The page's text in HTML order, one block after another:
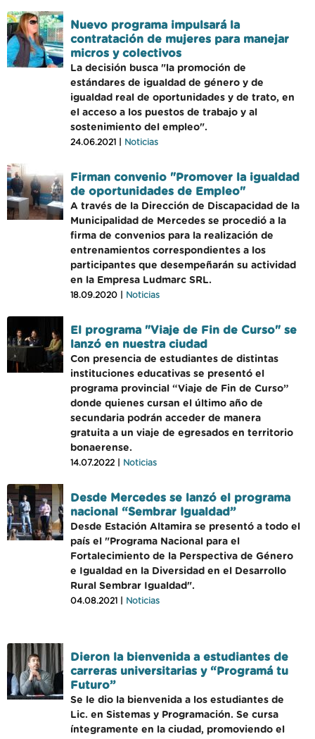
Nuevo programa impulsará la
contratación de mujeres para manejar
micros y colectivos
La decisión busca "la promoción de
estándares de igualdad de género y de
igualdad real de oportunidades y de trato, en
el acceso a los puestos de trabajo y al
sostenimiento del empleo".
24.06.2021 | Noticias
Firman convenio "Promover la igualdad
de oportunidades de Empleo"
A través de la Dirección de Discapacidad de la
Municipalidad de Mercedes se procedió a la
firma de convenios para la realización de
entrenamientos correspondientes a los
participantes que desempeñarán su actividad
en la Empresa Ludmarc SRL.
18.09.2020 | Noticias
El programa "Viaje de Fin de Curso" se
lanzó en nuestra ciudad
Con presencia de estudiantes de distintas
instituciones educativas se presentó el
programa provincial “Viaje de Fin de Curso”
donde quienes cursan el último año de
secundaria podrán acceder de manera
gratuita a un viaje de egresados en territorio
bonaerense.
14.07.2022 | Noticias
Desde Mercedes se lanzó el programa
nacional “Sembrar Igualdad”
Desde Estación Altamira se presentó a todo el
país el "Programa Nacional para el
Fortalecimiento de la Perspectiva de Género
e Igualdad en la Diversidad en el Desarrollo
Rural Sembrar Igualdad".
04.08.2021 | Noticias
Dieron la bienvenida a estudiantes de
carreras universitarias y “Programá tu
Futuro”
Se le dio la bienvenida a los estudiantes de
Lic. en Sistemas y Programación. Se cursa
íntegramente en la ciudad, promoviendo el